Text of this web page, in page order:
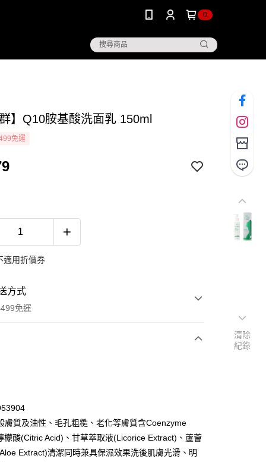
0
群】Q10胺基酸洗面乳 150ml
免運
用折價券
方式
免運
款
膚質及油性、毛孔粗糙、老化等膚質含Coenzyme
檬酸(Citric Acid)、甘草萃取液(Licorice Extract)、蘆薈
Extract)清潔同時兼具保濕效果洗後肌膚光滑、明
清除
紀錄